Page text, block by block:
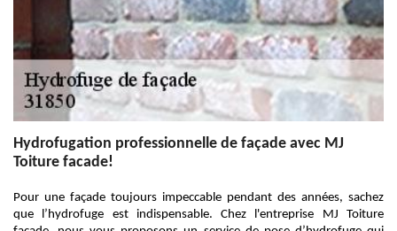
Hydrofugation professionnelle de façade avec MJ
Toiture facade!
Pour une façade toujours impeccable pendant des années, sachez
que l’hydrofuge est indispensable. Chez l'entreprise MJ Toiture